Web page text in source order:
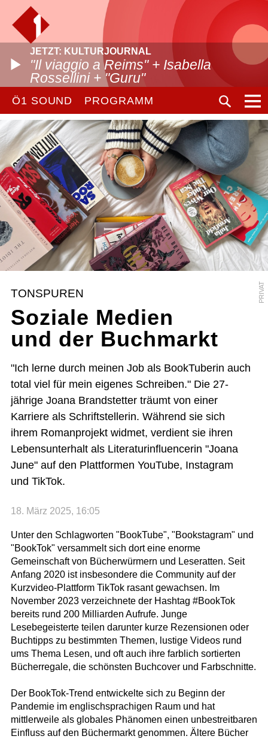
JETZT: KULTURJOURNAL
"Il viaggio a Reims" + Isabella
Rossellini + "Guru"
Ö1 SOUND PROGRAMM
PRIVAT
TONSPUREN
Soziale Medien
und der Buchmarkt
"Ich lerne durch meinen Job als BookTuberin auch
total viel für mein eigenes Schreiben." Die 27-
jährige Joana Brandstetter träumt von einer
Karriere als Schriftstellerin. Während sie sich
ihrem Romanprojekt widmet, verdient sie ihren
Lebensunterhalt als Literaturinfluencerin "Joana
June" auf den Plattformen YouTube, Instagram
und TikTok.
18. März 2025, 16:05
Unter den Schlagworten "BookTube", "Bookstagram" und
"BookTok" versammelt sich dort eine enorme
Gemeinschaft von Bücherwürmern und Leseratten. Seit
Anfang 2020 ist insbesondere die Community auf der
Kurzvideo-Plattform TikTok rasant gewachsen. Im
November 2023 verzeichnete der Hashtag #BookTok
bereits rund 200 Milliarden Aufrufe. Junge
Lesebegeisterte teilen darunter kurze Rezensionen oder
Buchtipps zu bestimmten Themen, lustige Videos rund
ums Thema Lesen, und oft auch ihre farblich sortierten
Bücherregale, die schönsten Buchcover und Farbschnitte.
Der BookTok-Trend entwickelte sich zu Beginn der
Pandemie im englischsprachigen Raum und hat
mittlerweile als globales Phänomen einen unbestreitbaren
Einfluss auf den Büchermarkt genommen. Ältere Bücher